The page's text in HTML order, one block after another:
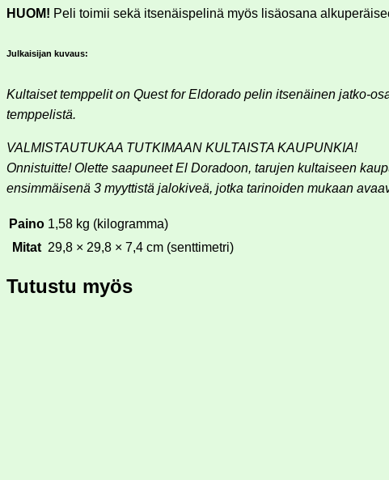
HUOM! Peli toimii sekä itsenäispelinä myös lisäosana
Julkaisijan kuvaus:
Kultaiset temppelit on Quest for Eldorado pelin itsenäinen jatko-
temppelistä.
VALMISTAUTUKAA TUTKIMAAN KULTAISTA KAUPUNKIA!
Onnistuitte! Olette saapuneet El Doradoon, tarujen kultaiseen
ensimmäisenä 3 myyttistä jalokiveä, jotka tarinoiden mukaan
Paino 1,58 kg (kilogramma)
Mitat 29,8 × 29,8 × 7,4 cm (senttimetri)
Tutustu myös